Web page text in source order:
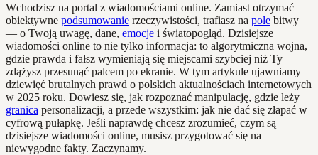
Wchodzisz na portal z wiadomościami online. Zamiast otrzymać
obiektywne podsumowanie rzeczywistości, trafiasz na pole bitwy
— o Twoją uwagę, dane, emocje i światopogląd. Dzisiejsze
wiadomości online to nie tylko informacja: to algorytmiczna wojna,
gdzie prawda i fałsz wymieniają się miejscami szybciej niż Ty
zdążysz przesunąć palcem po ekranie. W tym artykule ujawniamy
dziewięć brutalnych prawd o polskich aktualnościach internetowych
w 2025 roku. Dowiesz się, jak rozpoznać manipulację, gdzie leży
granica personalizacji, a przede wszystkim: jak nie dać się złapać w
cyfrową pułapkę. Jeśli naprawdę chcesz zrozumieć, czym są
dzisiejsze wiadomości online, musisz przygotować się na
niewygodne fakty. Zaczynamy.